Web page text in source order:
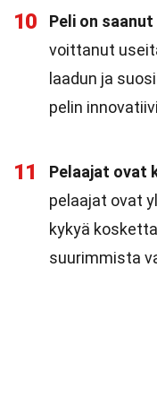
10 Peli on
voittanut
laadun ja
pelin
11 Pelaajat ovat
pelaajat ovat
kykyä
suurimmista